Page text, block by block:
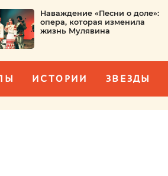
Наваждение «Песни о доле»:
опера, которая изменила
жизнь Мулявина
ИСТОРИИ ЗВЕЗДЫ